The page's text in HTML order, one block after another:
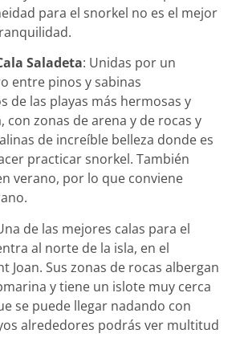
para el snorkel no es el mejor
Saladeta: Unidas por un
entre pinos y sabinas
de las playas más hermosas y
con zonas de arena y de rocas y
de increíble belleza donde es
practicar snorkel. También
verano, por lo que conviene
de las mejores calas para el
al norte de la isla, en el
Joan. Sus zonas de rocas albergan
y tiene un islote muy cerca
se puede llegar nadando con
alrededores podrás ver multitud